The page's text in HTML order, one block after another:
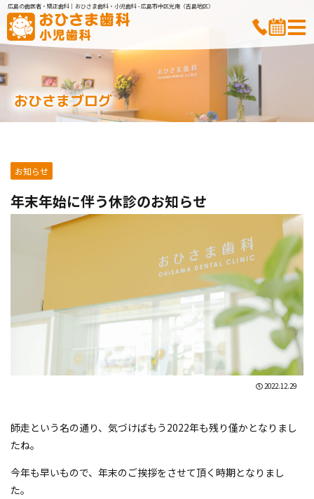
おひさまブログ
広島の歯医者・矯正歯科｜おひさま歯科・小児歯科 - 広島市中区光南（吉島地区）
お知らせ
年末年始に伴う休診のお知らせ
2022.12.29
師走という名の通り、気づけばもう2022年も残り僅かとなりまし
たね。
今年も早いもので、年末のご挨拶をさせて頂く時期となりまし
た。